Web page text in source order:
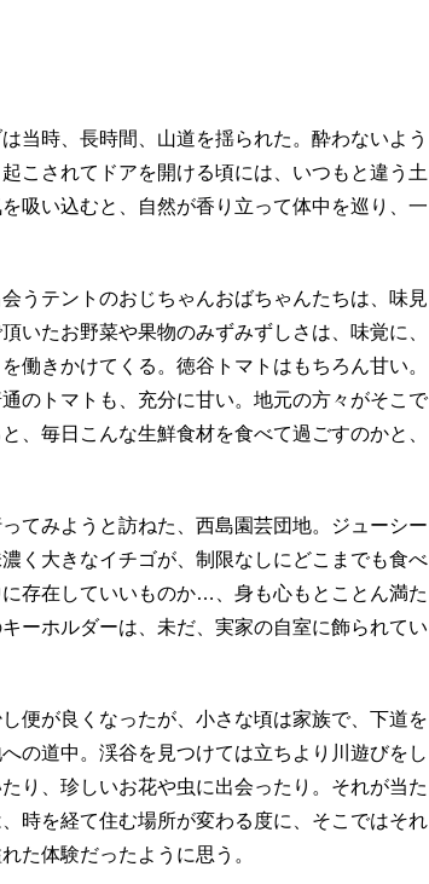
当時、長時間、山道を揺られた。酔わないよう
こされてドアを開ける頃には、いつもと違う土
吸い込むと、自然が香り立って体中を巡り、一
うテントのおじちゃんおばちゃんたちは、味見
いたお野菜や果物のみずみずしさは、味覚に、
働きかけてくる。徳谷トマトはもちろん甘い。
のトマトも、充分に甘い。地元の方々がそこで
、毎日こんな生鮮食材を食べて過ごすのかと、
てみようと訪ねた、西島園芸団地。ジューシー
く大きなイチゴが、制限なしにどこまでも食べ
存在していいものか…、身も心もとことん満た
ーホルダーは、未だ、実家の自室に飾られてい
便が良くなったが、小さな頃は家族で、下道を
の道中。渓谷を見つけては立ちより川遊びをし
り、珍しいお花や虫に出会ったり。それが当た
時を経て住む場所が変わる度に、そこではそれ
た体験だったように思う。